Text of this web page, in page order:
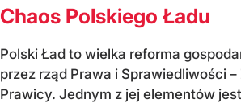
Chaos Polskiego Ładu
Polski Ład to wielka reforma
przez rząd Prawa i Sprawiedliwości
Prawicy. Jednym z jej elementów